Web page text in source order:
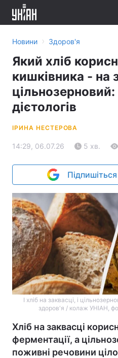
Новини › Здоров'я
Який хліб
кишківника - на
цільнозерновий:
дієтологів
ІРИНА НЕСТЕРОВА
14:29, 06.07.26 5 хв.
І хліб на заквасці, і
здоров'я / колаж УНІАН,
Хліб на заквасці
ферментації, а
поживні речовини